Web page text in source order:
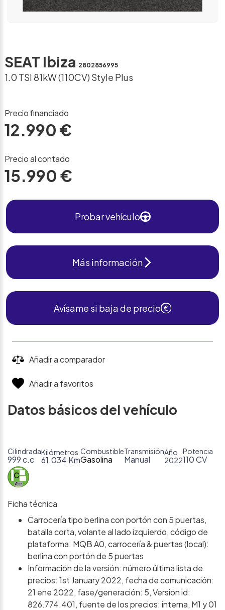
SEAT Ibiza 2802856995
1.0 TSI 81kW (110CV) Style Plus
Precio financiado
12.990 €
Precio al contado
15.990 €
Probar vehículo
Más información
Avísame si baja de precio
Añadir a comparador
Añadir a favoritos
Datos básicos del vehículo
Cilindrada
999 c.c
Kilómetros
61.034 Km
Combustible
Gasolina
Transmisión
Manual
Año
2022
Potencia
110 CV
Ficha técnica
Carrocería tipo berlina con portón con 5 puertas,
batalla corta, volante al lado izquierdo, código de
plataforma: MQB A0, carrocería & puertas (local):
berlina con portón de 5 puertas
Información de la versión: número última lista de
precios: 1st January 2022, fecha de comunicación:
21 ene 2022, fase/generación: 5, Version id:
826.774.401, fuente de los precios: interna, M1 y 01